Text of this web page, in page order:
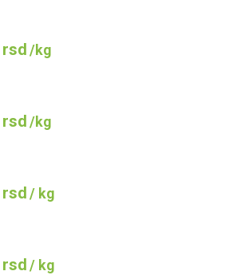
rsd/kg
rsd/kg
rsd/ kg
rsd/ kg